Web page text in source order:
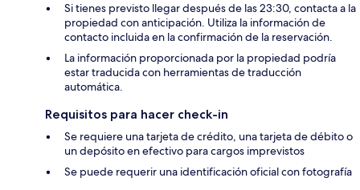
Si tienes previsto llegar después de las 23:30, contacta a la
propiedad con anticipación. Utiliza la información de
contacto incluida en la confirmación de la reservación.
La información proporcionada por la propiedad podría
estar traducida con herramientas de traducción
automática.
Requisitos para hacer check-in
Se requiere una tarjeta de crédito, una tarjeta de débito o
un depósito en efectivo para cargos imprevistos
Se puede requerir una identificación oficial con fotografía